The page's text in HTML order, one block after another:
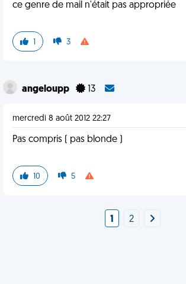
ce genre de mail n'était pas appropriée
1 3
angeloupp 13
mercredi 8 août 2012 22:27
Pas compris ( pas blonde )
10 5
1 2